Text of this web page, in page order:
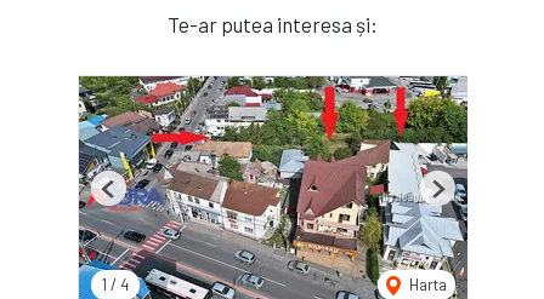
Te-ar putea interesa și:
1 / 4 Harta
Previous Next